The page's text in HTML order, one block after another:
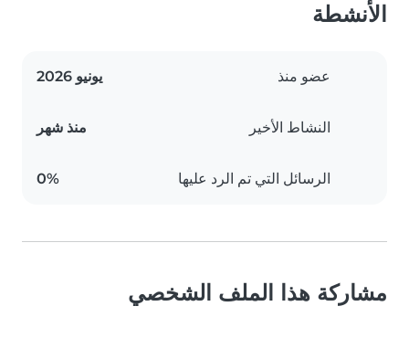
الأنشطة
عضو منذ يونيو 2026
النشاط الأخير منذ شهر
الرسائل التي تم الرد عليها 0%
مشاركة هذا الملف الشخصي